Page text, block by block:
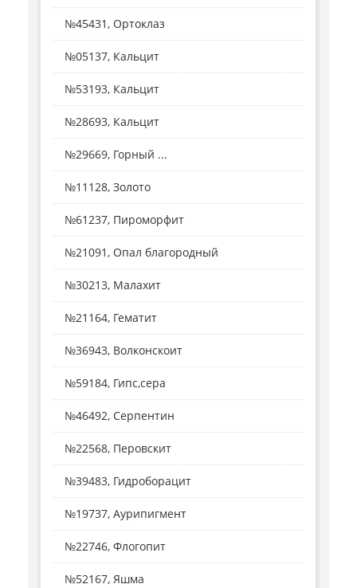
№45431, Ортоклаз
№05137, Кальцит
№53193, Кальцит
№28693, Кальцит
№29669, Горный ...
№11128, Золото
№61237, Пироморфит
№21091, Опал благородный
№30213, Малахит
№21164, Гематит
№36943, Волконскоит
№59184, Гипс,сера
№46492, Серпентин
№22568, Перовскит
№39483, Гидроборацит
№19737, Аурипигмент
№22746, Флогопит
№52167, Яшма